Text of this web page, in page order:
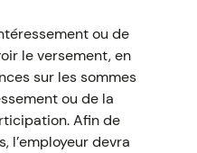
ou de
le versement, en
sur les sommes
ou de la
Afin de
l’employeur devra